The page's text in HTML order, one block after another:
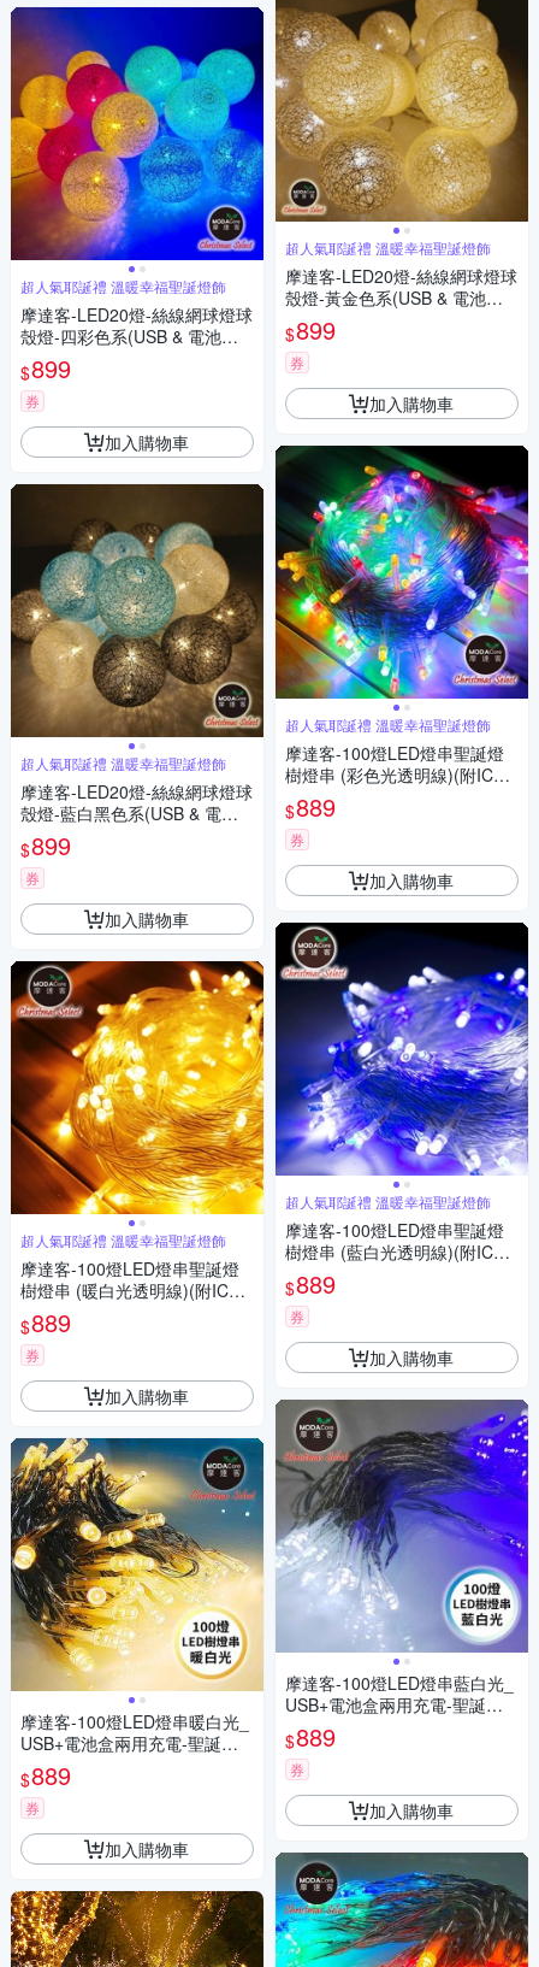
超人氣耶誕禮 溫暖幸福聖誕燈飾
摩達客-LED20燈-絲線網球燈球
殼燈-四彩色系(USB & 電池二
用款)
$899
券
加入購物車
超人氣耶誕禮 溫暖幸福聖誕燈飾
摩達客-LED20燈-絲線網球燈球
殼燈-藍白黑色系(USB & 電池
二用款)
$899
券
加入購物車
超人氣耶誕禮 溫暖幸福聖誕燈飾
摩達客-100燈LED燈串聖誕燈
樹燈串 (暖白光透明線)(附IC控
制器)高亮度省電
$889
券
加入購物車
摩達客-100燈LED燈串暖白光_
USB+電池盒兩用充電-聖誕燈
樹燈露營燈
$889
券
加入購物車
超人氣耶誕禮 溫暖幸福聖誕燈飾
摩達客-LED20燈-絲線網球燈球
殼燈-黃金色系(USB & 電池二
用款)
$899
券
加入購物車
超人氣耶誕禮 溫暖幸福聖誕燈飾
摩達客-100燈LED燈串聖誕燈
樹燈串 (彩色光透明線)(附IC控
制器)高亮度省電
$889
券
加入購物車
超人氣耶誕禮 溫暖幸福聖誕燈飾
摩達客-100燈LED燈串聖誕燈
樹燈串 (藍白光透明線)(附IC控
制器)高亮度省電
$889
券
加入購物車
摩達客-100燈LED燈串藍白光_
USB+電池盒兩用充電-聖誕燈
樹燈露營燈
$889
券
加入購物車